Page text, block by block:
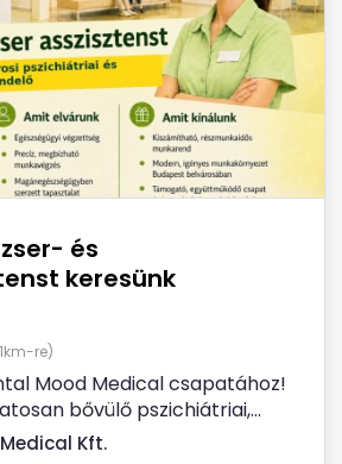
és
keresünk
re)
Mood Medical csapatához!
bővülő pszichiátriai,...
Kft.